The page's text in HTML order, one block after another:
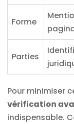
Forme
Parties
Pour minimiser
vérification
indispensable.